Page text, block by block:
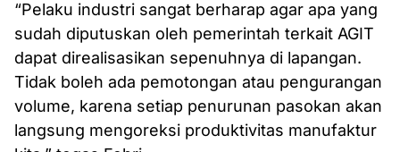
“Pelaku industri sangat berharap agar apa yang
sudah diputuskan oleh pemerintah terkait AGIT
dapat direalisasikan sepenuhnya di lapangan.
Tidak boleh ada pemotongan atau pengurangan
volume, karena setiap penurunan pasokan akan
langsung mengoreksi produktivitas manufaktur